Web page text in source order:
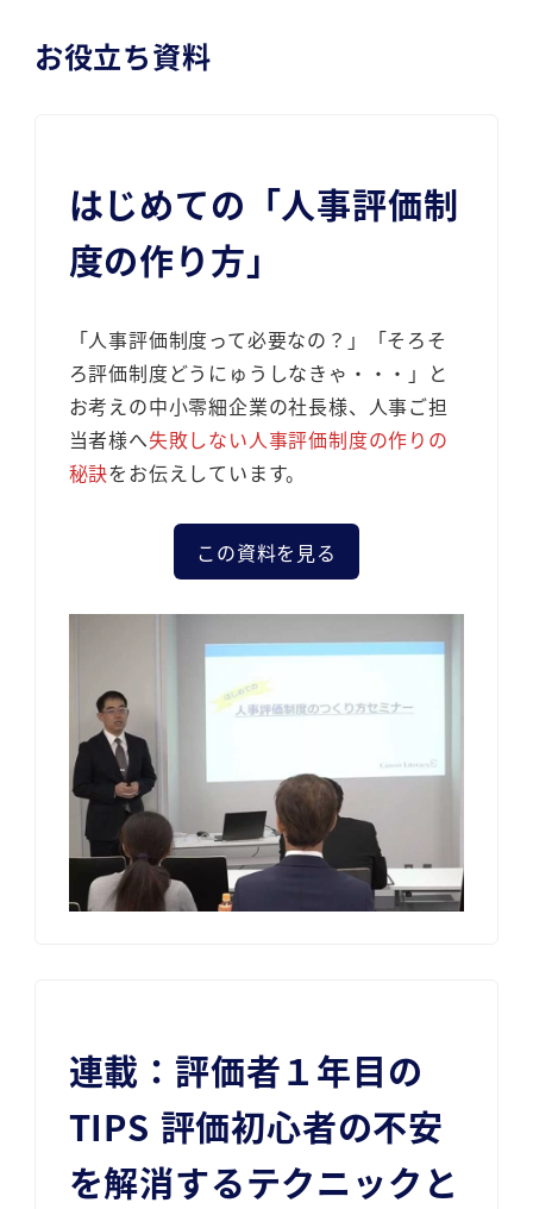
お役立ち資料
はじめての「人事評価制
度の作り方」
「人事評価制度って必要なの？」「そろそ
ろ評価制度どうにゅうしなきゃ・・・」と
お考えの中小零細企業の社長様、人事ご担
当者様へ失敗しない人事評価制度の作りの
秘訣をお伝えしています。
この資料を見る
連載：評価者１年目の
TIPS 評価初心者の不安
を解消するテクニックと